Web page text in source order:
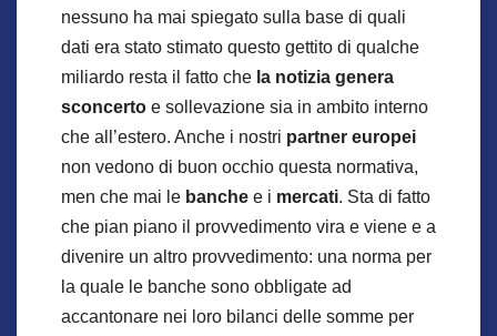
nessuno ha mai spiegato sulla base di quali
dati era stato stimato questo gettito di qualche
miliardo resta il fatto che la notizia genera
sconcerto e sollevazione sia in ambito interno
che all’estero. Anche i nostri partner europei
non vedono di buon occhio questa normativa,
men che mai le banche e i mercati. Sta di fatto
che pian piano il provvedimento vira e viene e a
divenire un altro provvedimento: una norma per
la quale le banche sono obbligate ad
accantonare nei loro bilanci delle somme per